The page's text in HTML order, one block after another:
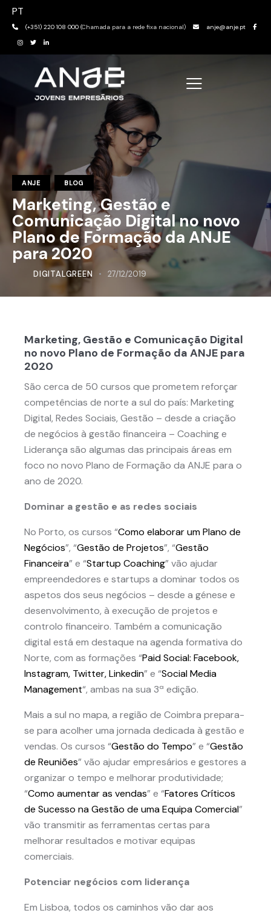
PT
(+351) 220 108 000 (Chamada para a rede fixa nacional) anje@anje.pt
ANJE BLOG
Marketing, Gestão e
Comunicação Digital no novo
Plano de Formação da ANJE
para 2020
DIGITALGREEN 27/12/2019
Marketing, Gestão e Comunicação Digital
no novo Plano de Formação da ANJE para
2020
São cerca de 50 cursos que prometem reforçar
competências de norte a sul do país: Marketing
Digital, Redes Sociais, Gestão – desde a criação
de negócios à gestão financeira – Coaching e
Liderança são algumas das principais áreas em
foco no novo Plano de Formação da ANJE para o
ano de 2020.
Dominar a gestão e as redes sociais
No Porto, os cursos “Como elaborar um Plano de
Negócios”, “Gestão de Projetos”, “Gestão
Financeira” e “Startup Coaching” vão ajudar
empreendedores e startups a dominar todos os
aspetos dos seus negócios – desde a génese e
desenvolvimento, à execução de projetos e
controlo financeiro. Também a comunicação
digital está em destaque na agenda formativa do
Norte, com as formações “Paid Social: Facebook,
Instagram, Twitter, Linkedin” e “Social Media
Management“, ambas na sua 3ª edição.
Mais a sul no mapa, a região de Coimbra prepara-
se para acolher uma jornada dedicada à gestão e
vendas. Os cursos “Gestão do Tempo” e “Gestão
de Reuniões” vão ajudar empresários e gestores a
organizar o tempo e melhorar produtividade;
“Como aumentar as vendas” e “Fatores Críticos
de Sucesso na Gestão de uma Equipa Comercial”
vão transmitir as ferramentas certas para
melhorar resultados e motivar equipas
comerciais.
Potenciar negócios com liderança
Em Lisboa, todos os caminhos vão dar aos